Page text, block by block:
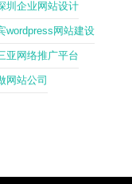
圳企业网站设计
wordpress网站建设
亚网络推广平台
网站公司